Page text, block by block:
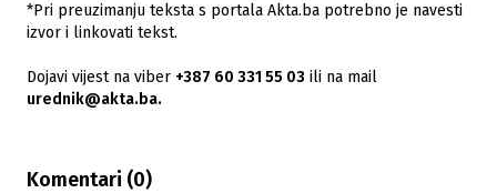
*Pri preuzimanju teksta s portala Akta.ba potrebno je navesti
izvor i linkovati tekst.
Dojavi vijest na viber +387 60 331 55 03 ili na mail
urednik@akta.ba.
Komentari (0)